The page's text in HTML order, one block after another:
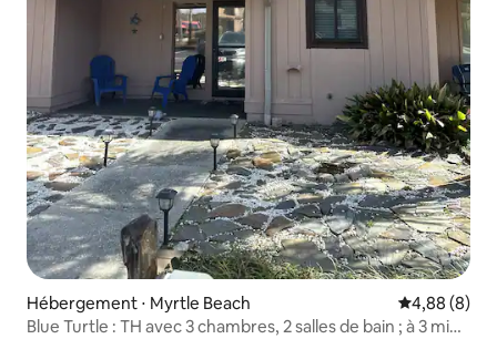
Hébergement ⋅ Myrtle Beach Évaluation
4,88 (8)
Blue Turtle : TH avec 3 chambres, 2 salles de bain ; à 3 min